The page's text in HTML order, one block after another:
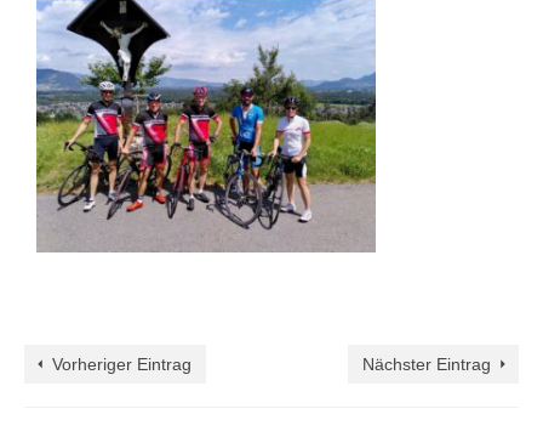
Vorheriger Eintrag Nächster Eintrag